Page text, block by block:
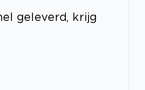
geleverd, krijg